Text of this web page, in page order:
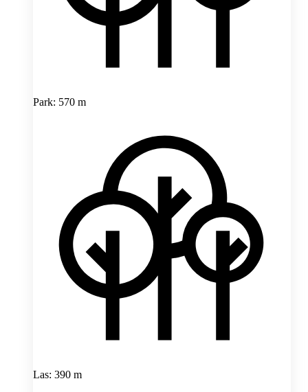
Park: 570 m
Las: 390 m